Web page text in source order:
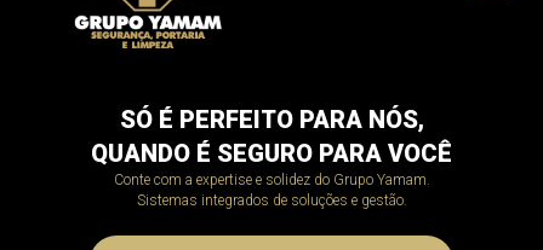
SÓ É PERFEITO PARA NÓS,
QUANDO É SEGURO PARA VOCÊ
Conte com a expertise e solidez do Grupo Yamam.
Sistemas integrados de soluções e gestão.